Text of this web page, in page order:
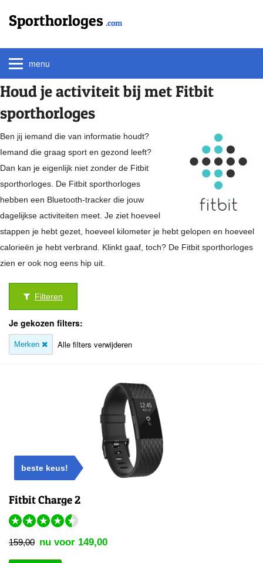
Sporthorloges .com
menu
Houd je activiteit bij met Fitbit
sporthorloges
Ben jij iemand die van informatie houdt?
Iemand die graag sport en gezond leeft?
Dan kan je eigenlijk niet zonder de Fitbit
sporthorloges. De Fitbit sporthorloges
hebben een Bluetooth-tracker die jouw
dagelijkse activiteiten meet. Je ziet hoeveel
stappen je hebt gezet, hoeveel kilometer je hebt gelopen en hoeveel
calorieën je hebt verbrand. Klinkt gaaf, toch? De Fitbit sporthorloges
zien er ook nog eens hip uit.
Filteren
Je gekozen filters:
Merken Alle filters verwijderen
beste keus!
Fitbit Charge 2
★ ★ ★ ★ ★
159,00 nu voor 149,00